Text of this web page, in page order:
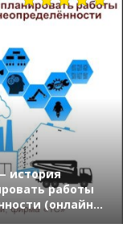
история
работы
(онлайн-